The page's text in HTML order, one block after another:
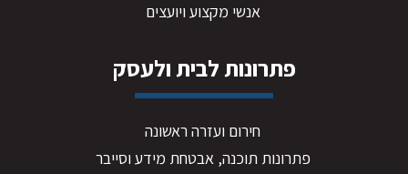
אנשי מקצוע ויועצים
פתרונות לבית ולעסק
חירום ועזרה ראשונה
פתרונות תוכנה, אבטחת מידע וסייבר